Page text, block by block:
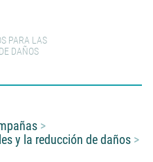
PARA LAS
DAÑOS
y la reducción de daños